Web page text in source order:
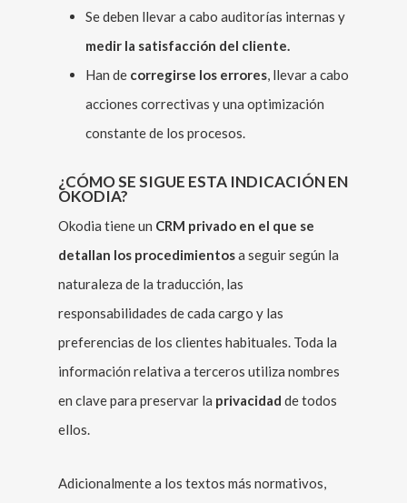
Se deben llevar a cabo auditorías internas y
medir la satisfacción del cliente.
Han de corregirse los errores, llevar a cabo
acciones correctivas y una optimización
constante de los procesos.
¿CÓMO SE SIGUE ESTA INDICACIÓN EN
OKODIA?
Okodia tiene un CRM privado en el que se
detallan los procedimientosa seguir según la
naturaleza de la traducción, las
responsabilidades de cada cargo y las
preferencias de los clientes habituales. Toda la
información relativa a terceros utiliza nombres
en clave para preservar la privacidad de todos
ellos.
Adicionalmente a los textos más normativos,